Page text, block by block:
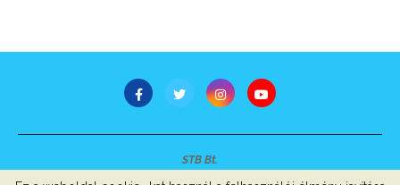
STB Bt.